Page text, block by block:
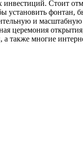
Стоит
установить
и
церемония
также многие